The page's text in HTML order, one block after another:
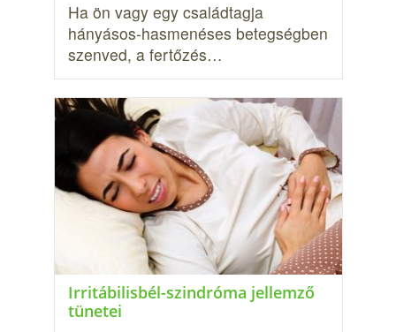
Ha ön vagy egy családtagja
hányásos-hasmenéses betegségben
szenved, a fertőzés…
Irritábilisbél-szindróma jellemző
tünetei